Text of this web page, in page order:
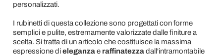
personalizzati.
I rubinetti di questa collezione sono progettati con forme
semplici e pulite, estremamente valorizzate dalle finiture a
scelta. Si tratta di un articolo che costituisce la massima
espressione dieleganzae raffinatezzadall'intramontabile